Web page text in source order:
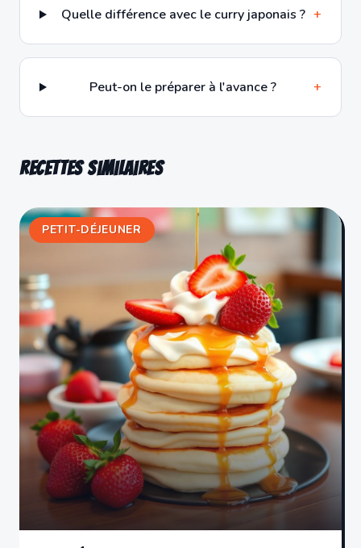
Quelle différence avec le curry japonais ? +
Peut-on le préparer à l'avance ? +
Recettes similaires
PETIT-DÉJEUNER